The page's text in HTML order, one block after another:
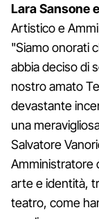
Lara Sansone
Artistico e
"Siamo onorati
abbia deciso di
nostro amato
devastante
una
Salvatore
Amministratore
arte e identità,
teatro, come